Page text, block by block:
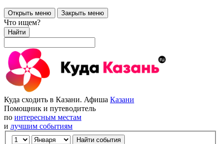
Открыть меню Закрыть меню
Что ищем?
Найти
Куда сходить в Казани. Афиша Казани
Помощник и путеводитель
по интересным местам
и лучшим событиям